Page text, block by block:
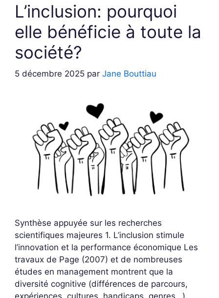
L’inclusion: pourquoi
elle bénéficie à toute la
société?
5 décembre 2025 par Jane Bouttiau
Synthèse appuyée sur les recherches
scientifiques majeures 1. L’inclusion stimule
l’innovation et la performance économique Les
travaux de Page (2007) et de nombreuses
études en management montrent que la
diversité cognitive (différences de parcours,